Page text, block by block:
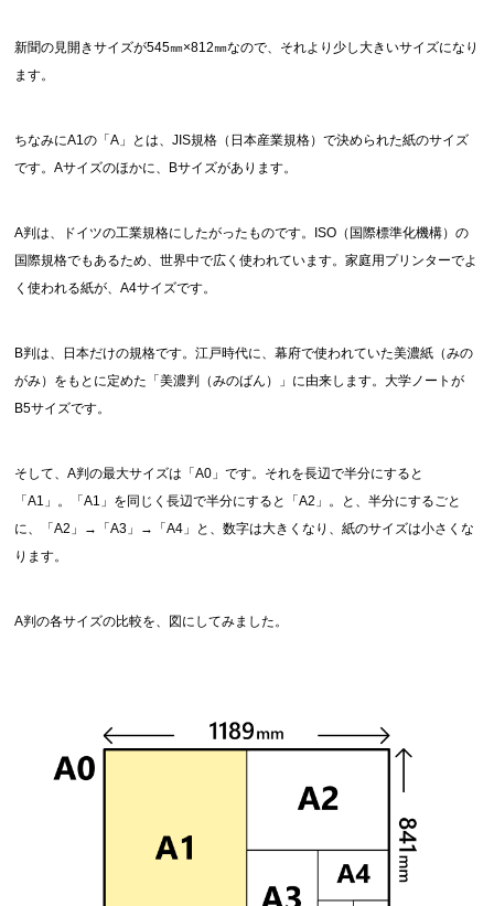
新聞の見開きサイズが545㎜×812㎜なので、それより少し大きいサイズになり
ます。
ちなみにA1の「A」とは、JIS規格（日本産業規格）で決められた紙のサイズ
です。Aサイズのほかに、Bサイズがあります。
A判は、ドイツの工業規格にしたがったものです。ISO（国際標準化機構）の
国際規格でもあるため、世界中で広く使われています。家庭用プリンターでよ
く使われる紙が、A4サイズです。
B判は、日本だけの規格です。江戸時代に、幕府で使われていた美濃紙（みの
がみ）をもとに定めた「美濃判（みのばん）」に由来します。大学ノートが
B5サイズです。
そして、A判の最大サイズは「A0」です。それを長辺で半分にすると
「A1」。「A1」を同じく長辺で半分にすると「A2」。と、半分にするごと
に、「A2」→「A3」→「A4」と、数字は大きくなり、紙のサイズは小さくな
ります。
A判の各サイズの比較を、図にしてみました。